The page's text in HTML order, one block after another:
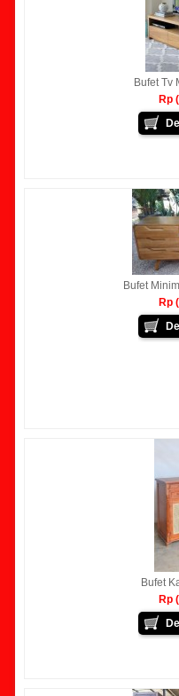
Bufet Tv
Rp
Bufet
Rp
Bufet
Rp